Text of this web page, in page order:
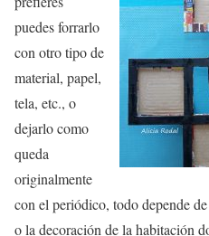
puedes forrarlo
con otro tipo de
material, papel,
tela, etc., o
dejarlo como
queda
originalmente
con el periódico, todo depende
o la decoración de la habitación